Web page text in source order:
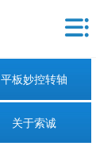
平板妙控转轴
关于索诚